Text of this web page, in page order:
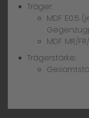
Träger:
MDF E0.5
MDF MR/
Trägerstärke: